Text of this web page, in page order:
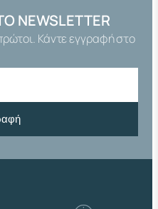
NEWSLETTER
Κάντε εγγραφή στο